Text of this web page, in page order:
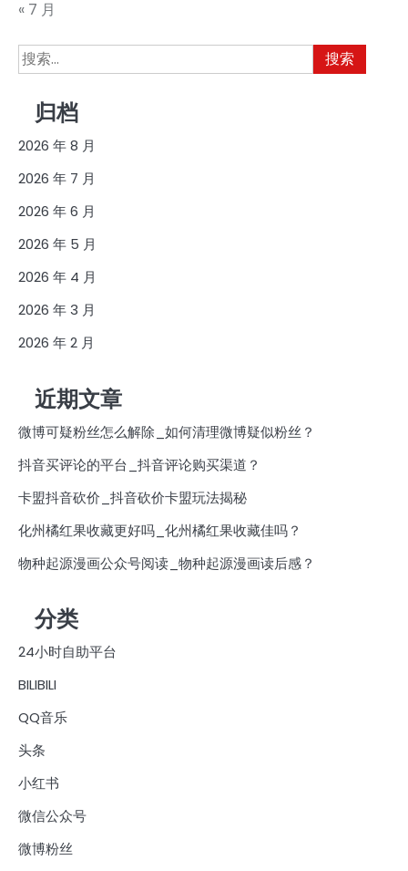
« 7 月
搜
索：
归档
2026 年 8 月
2026 年 7 月
2026 年 6 月
2026 年 5 月
2026 年 4 月
2026 年 3 月
2026 年 2 月
近期文章
微博可疑粉丝怎么解除_如何清理微博疑似粉丝？
抖音买评论的平台_抖音评论购买渠道？
卡盟抖音砍价_抖音砍价卡盟玩法揭秘
化州橘红果收藏更好吗_化州橘红果收藏佳吗？
物种起源漫画公众号阅读_物种起源漫画读后感？
分类
24小时自助平台
BILIBILI
QQ音乐
头条
小红书
微信公众号
微博粉丝